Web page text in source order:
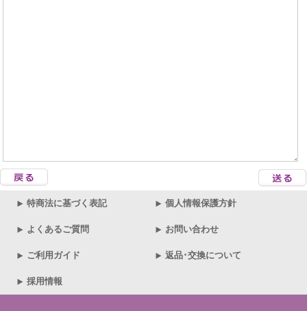
特商法に基づく表記 個人情報保護方針
よくあるご質問 お問い合わせ
ご利用ガイド 返品･交換について
採用情報